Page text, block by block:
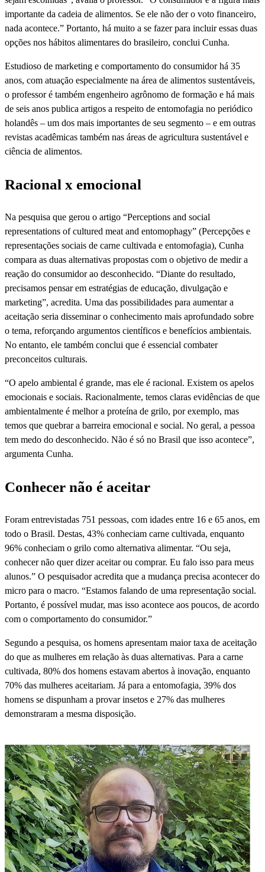
importante da cadeia de alimentos. Se ele não der o voto financeiro,
nada acontece.” Portanto, há muito a se fazer para incluir essas duas
opções nos hábitos alimentares do brasileiro, conclui Cunha.
Estudioso de marketing e comportamento do consumidor há 35
anos, com atuação especialmente na área de alimentos sustentáveis,
o professor é também engenheiro agrônomo de formação e há mais
de seis anos publica artigos a respeito de entomofagia no periódico
holandês – um dos mais importantes de seu segmento – e em outras
revistas acadêmicas também nas áreas de agricultura sustentável e
ciência de alimentos.
Racional x emocional
Na pesquisa que gerou o artigo “Perceptions and social
representations of cultured meat and entomophagy” (Percepções e
representações sociais de carne cultivada e entomofagia), Cunha
compara as duas alternativas propostas com o objetivo de medir a
reação do consumidor ao desconhecido. “Diante do resultado,
precisamos pensar em estratégias de educação, divulgação e
marketing”, acredita. Uma das possibilidades para aumentar a
aceitação seria disseminar o conhecimento mais aprofundado sobre
o tema, reforçando argumentos científicos e benefícios ambientais.
No entanto, ele também conclui que é essencial combater
preconceitos culturais.
“O apelo ambiental é grande, mas ele é racional. Existem os apelos
emocionais e sociais. Racionalmente, temos claras evidências de que
ambientalmente é melhor a proteína de grilo, por exemplo, mas
temos que quebrar a barreira emocional e social. No geral, a pessoa
tem medo do desconhecido. Não é só no Brasil que isso acontece”,
argumenta Cunha.
Conhecer não é aceitar
Foram entrevistadas 751 pessoas, com idades entre 16 e 65 anos, em
todo o Brasil. Destas, 43% conheciam carne cultivada, enquanto
96% conheciam o grilo como alternativa alimentar. “Ou seja,
conhecer não quer dizer aceitar ou comprar. Eu falo isso para meus
alunos.” O pesquisador acredita que a mudança precisa acontecer do
micro para o macro. “Estamos falando de uma representação social.
Portanto, é possível mudar, mas isso acontece aos poucos, de acordo
com o comportamento do consumidor.”
Segundo a pesquisa, os homens apresentam maior taxa de aceitação
do que as mulheres em relação às duas alternativas. Para a carne
cultivada, 80% dos homens estavam abertos à inovação, enquanto
70% das mulheres aceitariam. Já para a entomofagia, 39% dos
homens se dispunham a provar insetos e 27% das mulheres
demonstraram a mesma disposição.